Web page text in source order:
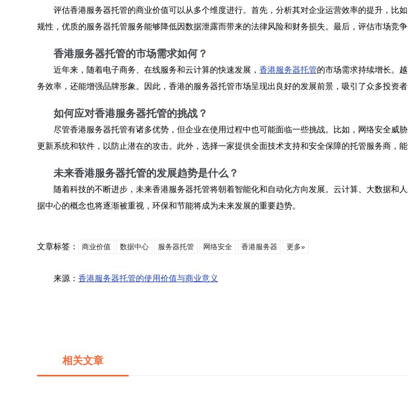
评估香港服务器托管的商业价值可以从多个维度进行。首先，分析其对企业运营效率的提升，比
规性，优质的服务器托管服务能够降低因数据泄露而带来的法律风险和财务损失。最后，评估市场竞
香港服务器托管的市场需求如何？
近年来，随着电子商务、在线服务和云计算的快速发展， 香港服务器托管的市场需求持续增长。
务效率，还能增强品牌形象。因此，香港的服务器托管市场呈现出良好的发展前景，吸引了众多投资者
如何应对香港服务器托管的挑战？
尽管香港服务器托管有诸多优势，但企业在使用过程中也可能面临一些挑战。比如，网络安全威
更新系统和软件，以防止潜在的攻击。此外，选择一家提供全面技术支持和安全保障的托管服务商，能
未来香港服务器托管的发展趋势是什么？
随着科技的不断进步，未来香港服务器托管将朝着智能化和自动化方向发展。云计算、大数据和
据中心的概念也将逐渐被重视，环保和节能将成为未来发展的重要趋势。
文章标签： 商业价值 数据中心 服务器托管 网络安全 香港服务器 更多»
来源： 香港服务器托管的使用价值与商业意义
相关文章